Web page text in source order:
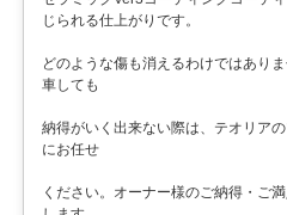
じられる仕上がりです。
どのような傷も消えるわけではあり
車しても
納得がいく出来ない際は、テオリア
にお任せ
ください。オーナー様のご納得・ご